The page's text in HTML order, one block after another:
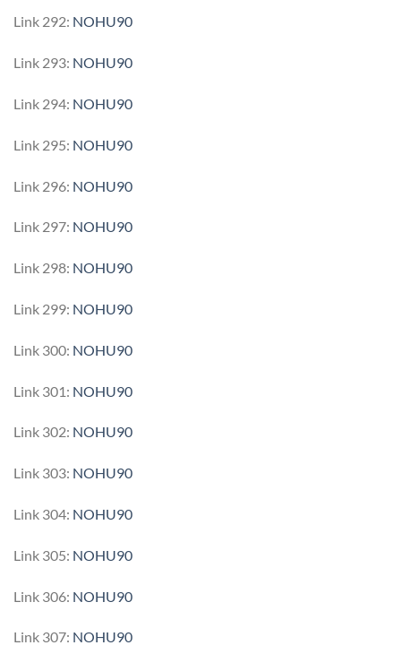
Link 292: NOHU90
Link 293: NOHU90
Link 294: NOHU90
Link 295: NOHU90
Link 296: NOHU90
Link 297: NOHU90
Link 298: NOHU90
Link 299: NOHU90
Link 300: NOHU90
Link 301: NOHU90
Link 302: NOHU90
Link 303: NOHU90
Link 304: NOHU90
Link 305: NOHU90
Link 306: NOHU90
Link 307: NOHU90